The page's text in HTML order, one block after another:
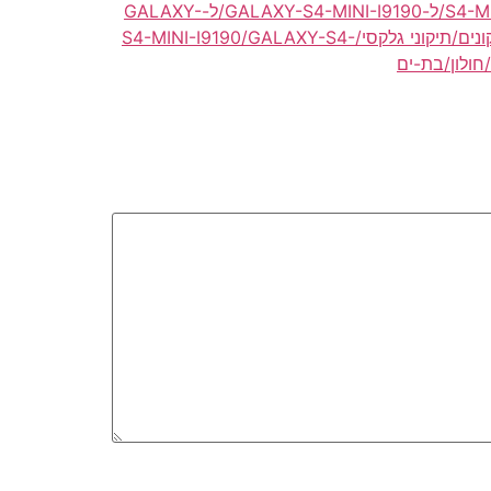
תיקון/תיקונים לגלקסי/ל-S4-MINI-I9190/ל-GALAXY-S4-MINI-I9190/ל-GALAXY-
תיקון/תיקונים/תיקוני גלקסי/S4-MINI-I9190/GALAXY-S4-